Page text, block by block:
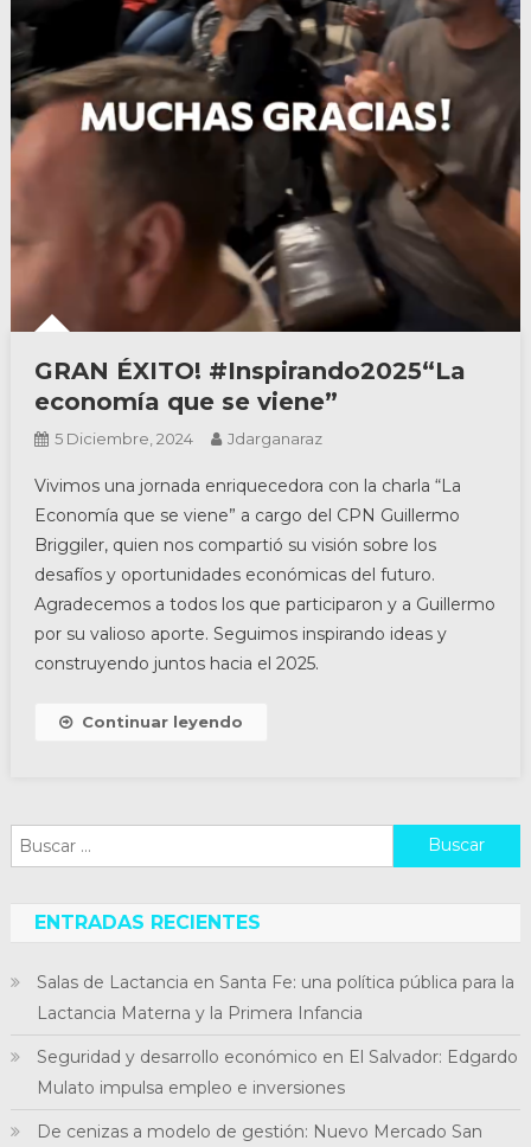
GRAN ÉXITO! #Inspirando2025“La
economía que se viene”
5 Diciembre, 2024 Jdarganaraz
Vivimos una jornada enriquecedora con la charla “La
Economía que se viene” a cargo del CPN Guillermo
Briggiler, quien nos compartió su visión sobre los
desafíos y oportunidades económicas del futuro.
Agradecemos a todos los que participaron y a Guillermo
por su valioso aporte. Seguimos inspirando ideas y
construyendo juntos hacia el 2025.
Continuar leyendo
Buscar:
ENTRADAS RECIENTES
Salas de Lactancia en Santa Fe: una política pública para la
Lactancia Materna y la Primera Infancia
Seguridad y desarrollo económico en El Salvador: Edgardo
Mulato impulsa empleo e inversiones
De cenizas a modelo de gestión: Nuevo Mercado San